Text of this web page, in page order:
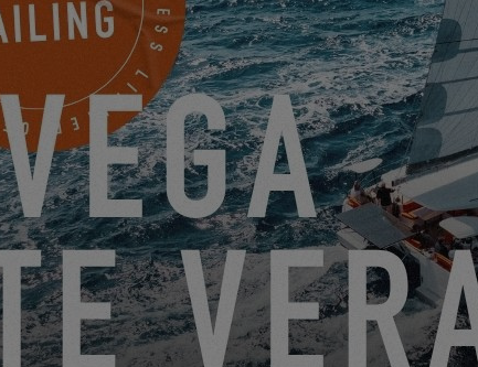
Mobile
¿Algo que compartir con nosotros?
electrónico noticias, eventos y ofertas de EXCESS.